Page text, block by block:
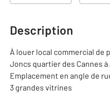
Description
À louer local commercial de
Joncs quartier des Cannes à
Emplacement en angle de
3 grandes vitrines